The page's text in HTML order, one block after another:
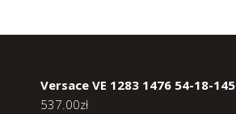
Versace VE 1283 1476 54-18-145
537.00zł